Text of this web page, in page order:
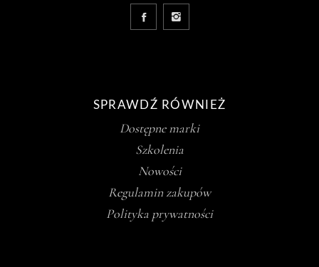
SPRAWDŹ RÓWNIEŻ
Dostępne marki
Szkolenia
Nowości
Regulamin zakupów
Polityka prywatności